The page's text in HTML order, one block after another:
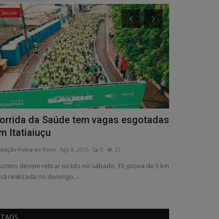
Saúde
da Saúde tem vagas esgotadas
Itatiaiuçu
Folha do Povo Ago 8, 2026 0 23
devem retirar os kits no sábado, 15; prova de 5 km
realizada no domingo,...
TAGS